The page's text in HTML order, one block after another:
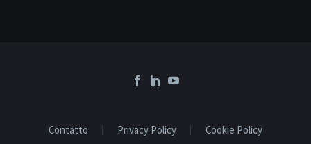
Contatto Privacy Policy Cookie Policy